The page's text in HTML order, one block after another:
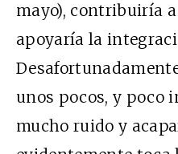
mayo), contribuiría
apoyaría la
unos pocos, y poco
mucho ruido y